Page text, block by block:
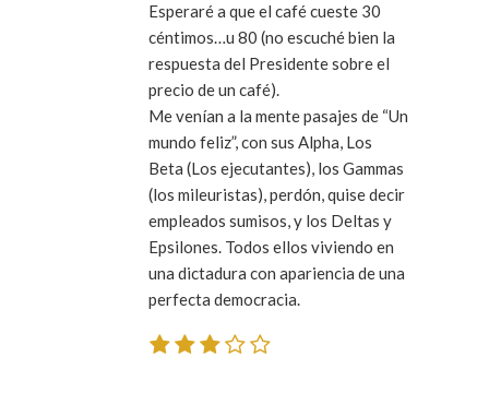
Esperaré a que el café cueste 30
céntimos…u 80 (no escuché bien la
respuesta del Presidente sobre el
precio de un café).
Me venían a la mente pasajes de “Un
mundo feliz”, con sus Alpha, Los
Beta (Los ejecutantes), los Gammas
(los mileuristas), perdón, quise decir
empleados sumisos, y los Deltas y
Epsilones. Todos ellos viviendo en
una dictadura con apariencia de una
perfecta democracia.